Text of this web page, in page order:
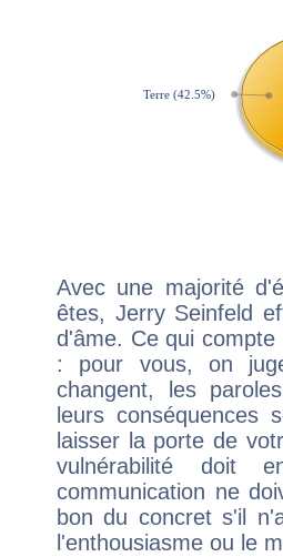
Avec une majorité
êtes, Jerry Seinfeld
d'âme. Ce qui
: pour vous, on
changent, les
leurs conséquences
laisser la porte de
vulnérabilité doit
communication ne
bon du concret s'il
l'enthousiasme ou le